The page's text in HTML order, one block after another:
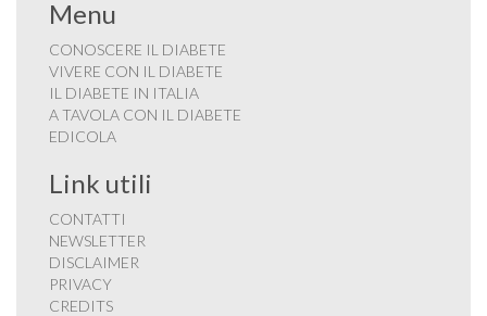
Menu
CONOSCERE IL DIABETE
VIVERE CON IL DIABETE
IL DIABETE IN ITALIA
A TAVOLA CON IL DIABETE
EDICOLA
Link utili
CONTATTI
NEWSLETTER
DISCLAIMER
PRIVACY
CREDITS